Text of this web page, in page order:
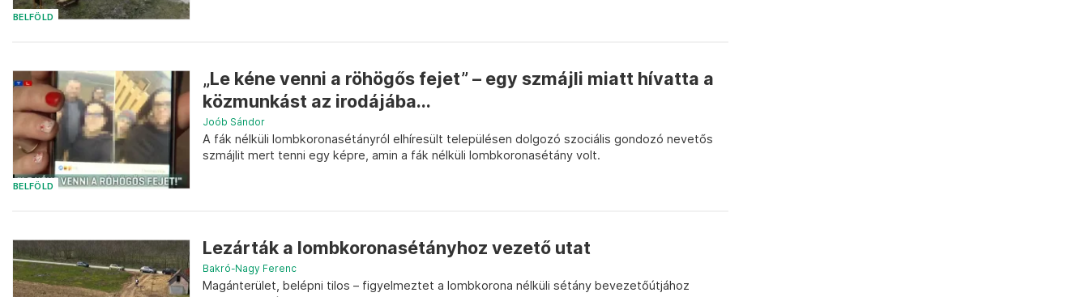
BELFÖLD
BELFÖLD
„Le kéne venni a röhögős fejet” – egy szmájli miatt hívatta a
közmunkást az irodájába...
Joób Sándor
A fák nélküli lombkoronasétányról elhíresült településen dolgozó szociális gondozó nevetős
szmájlit mert tenni egy képre, amin a fák nélküli lombkoronasétány volt.
Lezárták a lombkoronasétányhoz vezető utat
Bakró-Nagy Ferenc
Magánterület, belépni tilos – figyelmeztet a lombkorona nélküli sétány bevezetőútjához